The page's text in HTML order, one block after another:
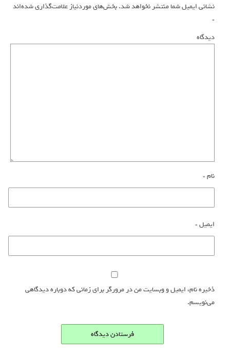
نشانی ایمیل شما منتشر نخواهد شد.بخش‌های موردنیاز علامت‌گذاری شده‌اند
*
دیدگاه
نام*
ایمیل*
ذخیره نام، ایمیل و وبسایت من در مرورگر برای زمانی که دوباره دیدگاهی
می‌نویسم.